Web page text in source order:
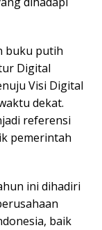
buku putih
Digital
Visi Digital
dekat.
referensi
pemerintah
ini dihadiri
baik